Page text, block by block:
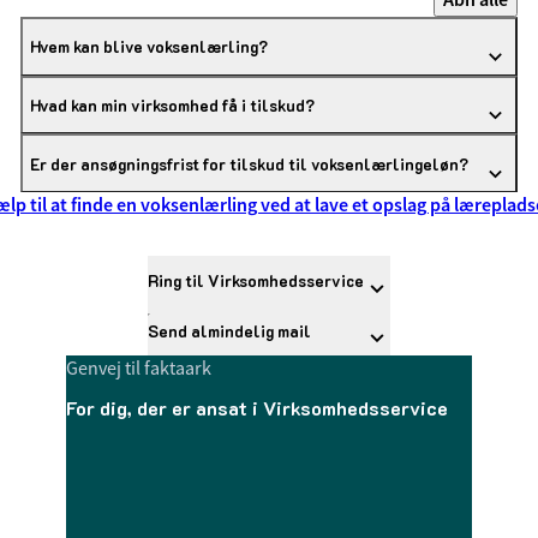
Hvem kan blive voksenlærling?
Hvad kan min virksomhed få i tilskud?
Er der ansøgningsfrist for tilskud til voksenlærlingeløn?
til at finde en voksenlærling ved at lave et opslag på
Ring til Virksomhedsservice
Send almindelig mail
Genvej til faktaark
For dig, der er ansat i Virksomhedsservice